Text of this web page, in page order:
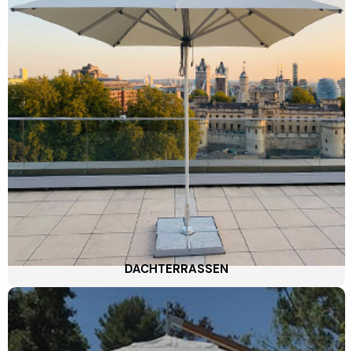
DACHTERRASSEN